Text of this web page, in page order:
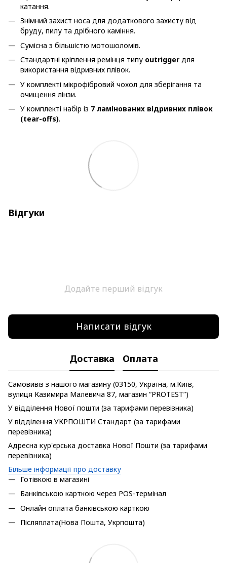
катання.
Знімний захист носа для додаткового захисту від
бруду, пилу та дрібного каміння.
Сумісна з більшістю мотошоломів.
Стандартні кріплення ремінця типу outrigger для
використання відривних плівок.
У комплекті мікрофібровий чохол для зберігання та
очищення лінзи.
У комплекті набір із 7 ламінованих відривних плівок
(tear-offs).
Відгуки
Додайте перший відгук
Написати відгук
Доставка Оплата
Самовивіз з нашого магазину (03150, Україна, м.Київ,
вулиця Казимира Малевича 87, магазин “PROTEST”)
У відділення Нової пошти (за тарифами перевізника)
У відділення УКРПОШТИ Стандарт (за тарифами
перевізника)
Адресна кур'єрська доставка Нової Пошти (за тарифами
перевізника)
Більше інформації про доставку
Готівкою в магазині
Банківською карткою через POS-термінал
Онлайн оплата банківською карткою
Післяплата(Нова Пошта, Укрпошта)